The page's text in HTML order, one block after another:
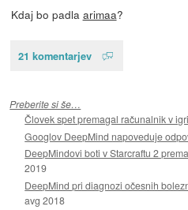
Kdaj bo padla arimaa?
21 komentarjev
Preberite si še…
Človek spet premagal računalnik v
Googlov DeepMind napoveduje
DeepMindovi boti v Starcraftu 2
2019
DeepMind pri diagnozi očesnih
avg 2018